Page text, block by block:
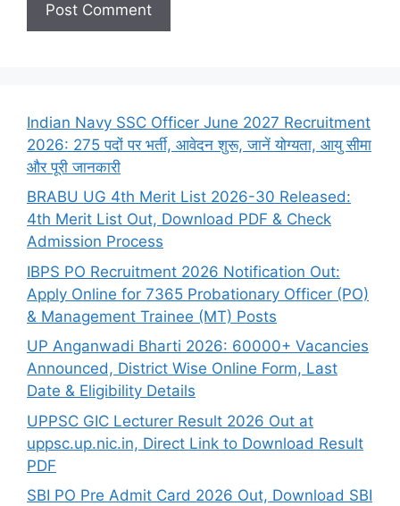
Indian Navy SSC Officer June 2027 Recruitment
2026: 275 पदों पर भर्ती, आवेदन शुरू, जानें योग्यता, आयु सीमा
और पूरी जानकारी
BRABU UG 4th Merit List 2026-30 Released:
4th Merit List Out, Download PDF & Check
Admission Process
IBPS PO Recruitment 2026 Notification Out:
Apply Online for 7365 Probationary Officer (PO)
& Management Trainee (MT) Posts
UP Anganwadi Bharti 2026: 60000+ Vacancies
Announced, District Wise Online Form, Last
Date & Eligibility Details
UPPSC GIC Lecturer Result 2026 Out at
uppsc.up.nic.in, Direct Link to Download Result
PDF
SBI PO Pre Admit Card 2026 Out, Download SBI